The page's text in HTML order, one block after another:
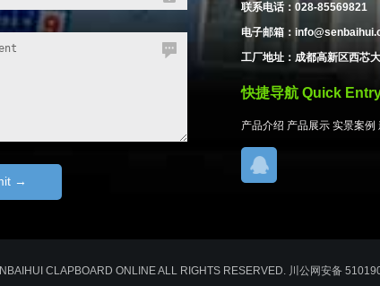
联系电话：028-85569821
电子邮箱：
工厂地址：成都高新区西芯
快捷导航 Quick
产品介绍 产品展示 实景案例
CLAPBOARD ONLINE ALL RIGHTS RESERVED. 川公网安备